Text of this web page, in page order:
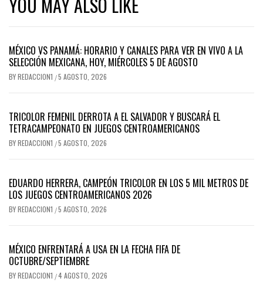
MÉXICO VS PANAMÁ: HORARIO Y CANALES PARA VER EN VIVO A LA
SELECCIÓN MEXICANA, HOY, MIÉRCOLES 5 DE AGOSTO
BYREDACCION1 /5 AGOSTO, 2026
TRICOLOR FEMENIL DERROTA A EL SALVADOR Y BUSCARÁ EL
TETRACAMPEONATO EN JUEGOS CENTROAMERICANOS
BYREDACCION1 /5 AGOSTO, 2026
EDUARDO HERRERA, CAMPEÓN TRICOLOR EN LOS 5 MIL METROS DE
LOS JUEGOS CENTROAMERICANOS 2026
BYREDACCION1 /5 AGOSTO, 2026
MÉXICO ENFRENTARÁ A USA EN LA FECHA FIFA DE
OCTUBRE/SEPTIEMBRE
BYREDACCION1 /4 AGOSTO, 2026